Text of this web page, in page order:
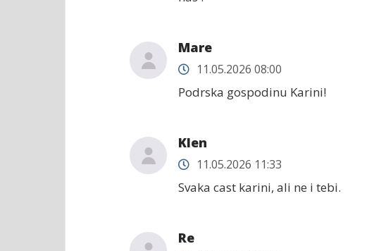
Mare
11.05.2026 08:00
Podrska gospodinu Karini!
Klen
11.05.2026 11:33
Svaka cast karini, ali ne i tebi.
Re